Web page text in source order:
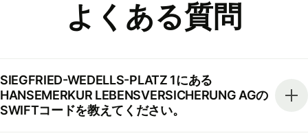
よくある質問
SIEGFRIED-WEDELLS-PLATZ 1にある
HANSEMERKUR LEBENSVERSICHERUNG AGの
SWIFTコードを教えてください。